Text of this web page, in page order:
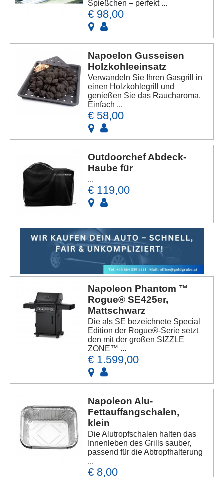
Spießchen – perfekt ...
€ 98,00
Napoelon Gusseisen
Holzkohleeinsatz
Verwandeln Sie Ihren Gasgrill in
einen Holzkohlegrill und
genießen Sie das Raucharoma.
Einfach ...
€ 58,00
Outdoorchef Abdeck-
Haube für
...
€ 119,00
Napoleon Phantom ™
Rogue® SE425er,
Mattschwarz
Die als SE bezeichnete Special
Edition der Rogue®-Serie setzt
den mit der großen SIZZLE
ZONE™ ...
€ 1.599,00
Napoleon Alu-
Fettauffangschalen,
klein
Die Alutropfschalen halten das
Innenleben des Grills sauber,
passend für die Abtropfhalterung
...
€ 8,00